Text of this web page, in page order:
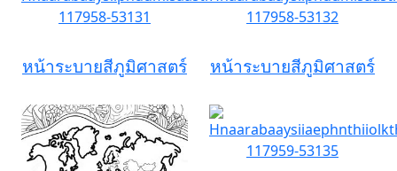
หน้าระบายสีภูมิศาสตร์ หน้าระบายสีภูมิศาสตร์